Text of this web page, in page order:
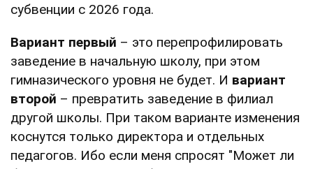
субвенции с 2026 года.
Вариант первый – это перепрофилировать
заведение в начальную школу, при этом
гимназического уровня не будет. И вариант
второй – превратить заведение в филиал
другой школы. При таком варианте изменения
коснутся только директора и отдельных
педагогов. Ибо если меня спросят "Может ли